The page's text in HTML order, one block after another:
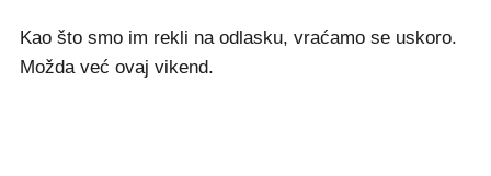
Kao što smo im rekli na odlasku, vraćamo se uskoro.
Možda već ovaj vikend.